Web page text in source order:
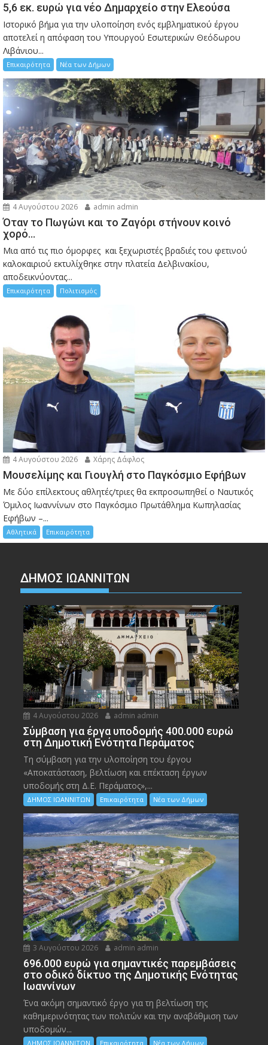
5,6 εκ. ευρώ για νέο Δημαρχείο στην Ελεούσα
Ιστορικό βήμα για την υλοποίηση ενός εμβληματικού έργου
αποτελεί η απόφαση του Υπουργού Εσωτερικών Θεόδωρου
Λιβάνιου...
Επικαιρότητα Νέα των Δήμων
4 Αυγούστου 2026 admin admin
Όταν το Πωγώνι και το Ζαγόρι στήνουν κοινό
χορό…
Μια από τις πιο όμορφες και ξεχωριστές βραδιές του φετινού
καλοκαιριού εκτυλίχθηκε στην πλατεία Δελβινακίου,
αποδεικνύοντας...
Επικαιρότητα Πολιτισμός
4 Αυγούστου 2026 Χάρης Δάφλος
Μουσελίμης και Γιουγλή στο Παγκόσμιο Εφήβων
Mε δύο επίλεκτους αθλητές/τριες θα εκπροσωπηθεί ο Ναυτικός
Όμιλος Ιωαννίνων στο Παγκόσμιο Πρωτάθλημα Κωπηλασίας
Εφήβων –...
Αθλητικά Επικαιρότητα
ΔΗΜΟΣ ΙΩΑΝΝΙΤΩΝ
4 Αυγούστου 2026 admin admin
Σύμβαση για έργα υποδομής 400.000 ευρώ
στη Δημοτική Ενότητα Περάματος
Τη σύμβαση για την υλοποίηση του έργου
«Αποκατάσταση, βελτίωση και επέκταση έργων
υποδομής στη Δ.Ε. Περάματος»,...
ΔΗΜΟΣ ΙΩΑΝΝΙΤΩΝ Επικαιρότητα Νέα των Δήμων
3 Αυγούστου 2026 admin admin
696.000 ευρώ για σημαντικές παρεμβάσεις
στο οδικό δίκτυο της Δημοτικής Ενότητας
Ιωαννίνων
Ένα ακόμη σημαντικό έργο για τη βελτίωση της
καθημερινότητας των πολιτών και την αναβάθμιση των
υποδομών...
ΔΗΜΟΣ ΙΩΑΝΝΙΤΩΝ Επικαιρότητα Νέα των Δήμων